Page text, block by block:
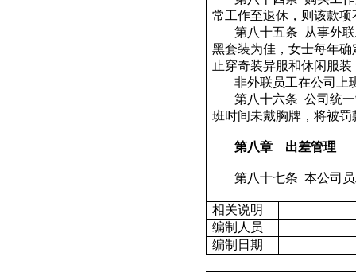
常工作至退休，则该款
第八十五条
从事外
黑套装为佳，女士每年
止穿奇装异服和休闲服
非外联员工在公司上
第八十六条 公司统
班时间未戴胸牌，将被罚
第八章 出差管理
第八十七条 本公司
相关说明
编制人员
编制日期